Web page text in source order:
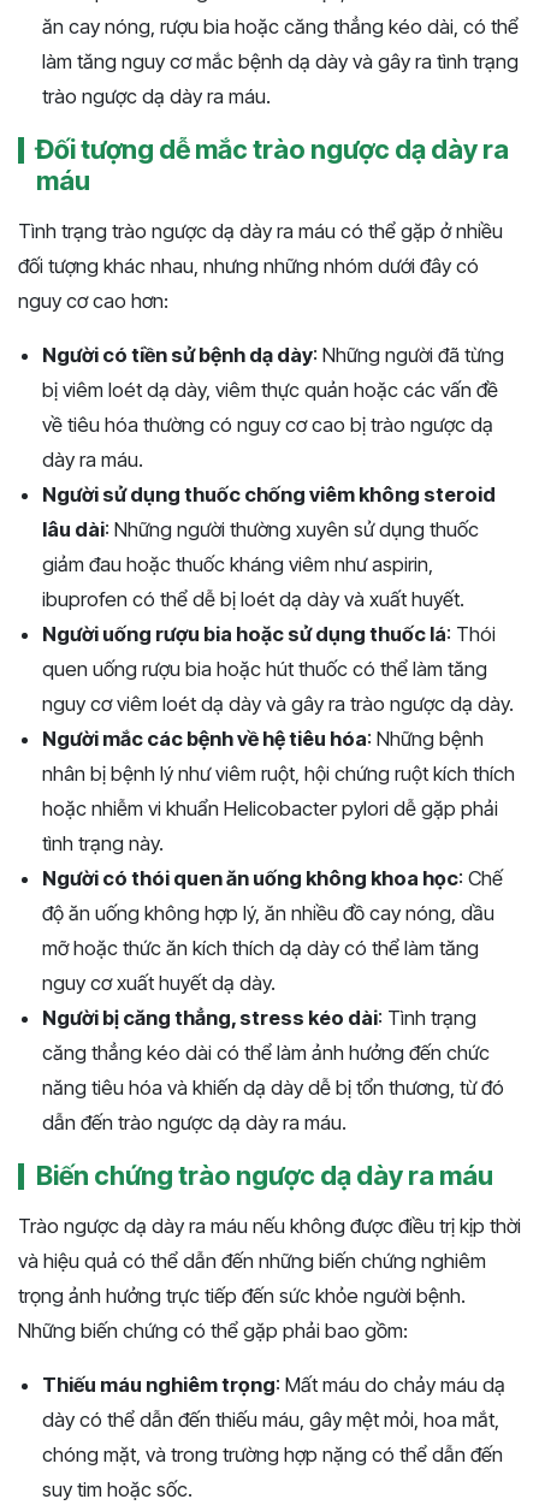
ăn cay nóng, rượu bia hoặc căng thẳng kéo dài, có thể
làm tăng nguy cơ mắc bệnh dạ dày và gây ra tình trạng
trào ngược dạ dày ra máu.
Đối tượng dễ mắc trào ngược dạ dày ra
máu
Tình trạng trào ngược dạ dày ra máu có thể gặp ở nhiều
đối tượng khác nhau, nhưng những nhóm dưới đây có
nguy cơ cao hơn:
Người có tiền sử bệnh dạ dày: Những người đã từng
bị viêm loét dạ dày, viêm thực quản hoặc các vấn đề
về tiêu hóa thường có nguy cơ cao bị trào ngược dạ
dày ra máu.
Người sử dụng thuốc chống viêm không steroid
lâu dài: Những người thường xuyên sử dụng thuốc
giảm đau hoặc thuốc kháng viêm như aspirin,
ibuprofen có thể dễ bị loét dạ dày và xuất huyết.
Người uống rượu bia hoặc sử dụng thuốc lá: Thói
quen uống rượu bia hoặc hút thuốc có thể làm tăng
nguy cơ viêm loét dạ dày và gây ra trào ngược dạ dày.
Người mắc các bệnh về hệ tiêu hóa: Những bệnh
nhân bị bệnh lý như viêm ruột, hội chứng ruột kích thích
hoặc nhiễm vi khuẩn Helicobacter pylori dễ gặp phải
tình trạng này.
Người có thói quen ăn uống không khoa học: Chế
độ ăn uống không hợp lý, ăn nhiều đồ cay nóng, dầu
mỡ hoặc thức ăn kích thích dạ dày có thể làm tăng
nguy cơ xuất huyết dạ dày.
Người bị căng thẳng, stress kéo dài: Tình trạng
căng thẳng kéo dài có thể làm ảnh hưởng đến chức
năng tiêu hóa và khiến dạ dày dễ bị tổn thương, từ đó
dẫn đến trào ngược dạ dày ra máu.
Biến chứng trào ngược dạ dày ra máu
Trào ngược dạ dày ra máu nếu không được điều trị kịp thời
và hiệu quả có thể dẫn đến những biến chứng nghiêm
trọng ảnh hưởng trực tiếp đến sức khỏe người bệnh.
Những biến chứng có thể gặp phải bao gồm:
Thiếu máu nghiêm trọng: Mất máu do chảy máu dạ
dày có thể dẫn đến thiếu máu, gây mệt mỏi, hoa mắt,
chóng mặt, và trong trường hợp nặng có thể dẫn đến
suy tim hoặc sốc.